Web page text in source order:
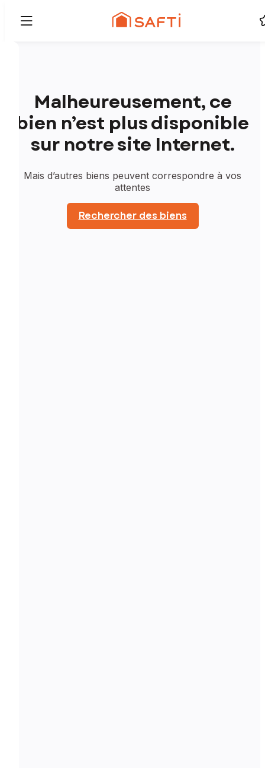
Malheureusement, ce
bien n’est plus disponible
sur notre site Internet.
Mais d’autres biens peuvent correspondre à vos
attentes
Rechercher des biens